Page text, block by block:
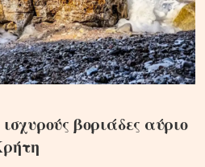
βοριάδες αύριο